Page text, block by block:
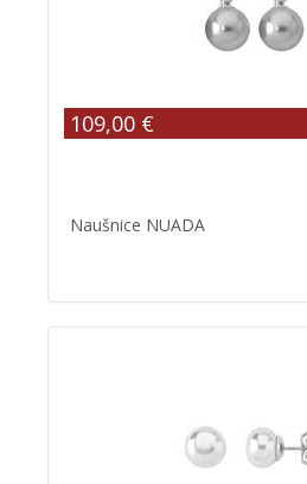
109,00 €
Naušnice NUADA